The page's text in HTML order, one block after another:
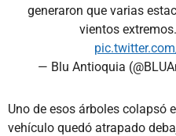
generaron que varias
vientos extremos.
— Blu Antioquia
Uno de esos árboles colapsó
vehículo quedó atrapado